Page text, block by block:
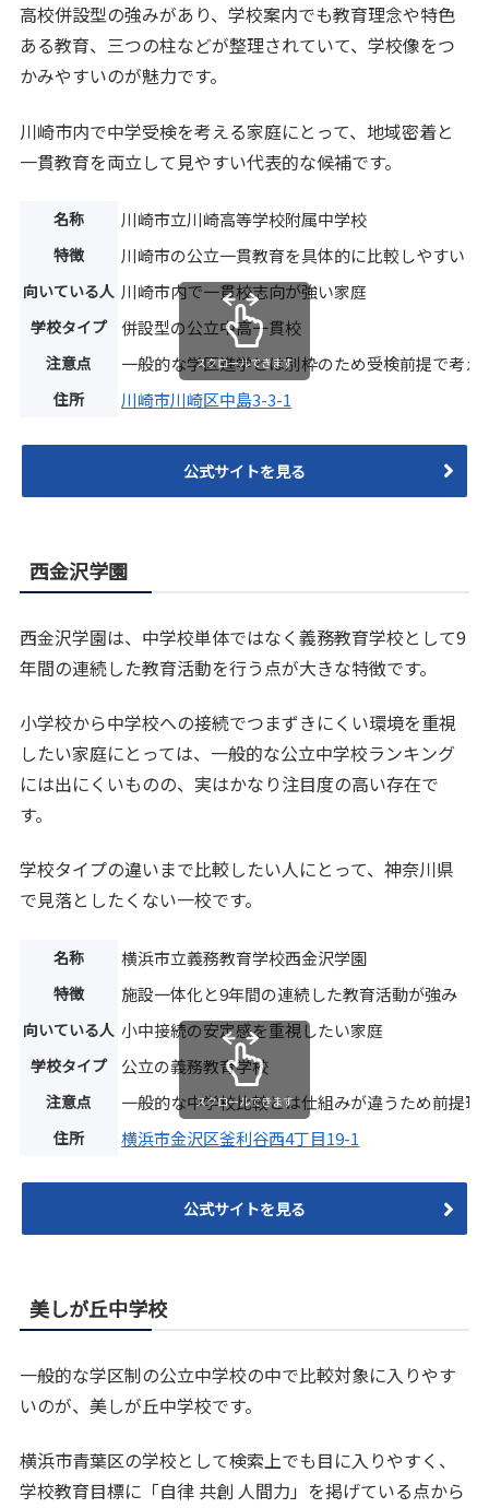
高校併設型の強みがあり、学校案内でも教育理念や特色
ある教育、三つの柱などが整理されていて、学校像をつ
かみやすいのが魅力です。
川崎市内で中学受検を考える家庭にとって、地域密着と
一貫教育を両立して見やすい代表的な候補です。
名称 川崎市立川崎高等学校附属中学校
特徴 川崎市の公立一貫教育を具体的に比較しやすい
向いている人 川崎市内で一貫校志向が強い家庭
学校タイプ 併設型の公立中高一貫校
注意点 一般的な学区進学とは別枠のため受検前提で考え
住所 川崎市川崎区中島3-3-1
スクロールできます
公式サイトを見る
西金沢学園
西金沢学園は、中学校単体ではなく義務教育学校として9
年間の連続した教育活動を行う点が大きな特徴です。
小学校から中学校への接続でつまずきにくい環境を重視
したい家庭にとっては、一般的な公立中学校ランキング
には出にくいものの、実はかなり注目度の高い存在で
す。
学校タイプの違いまで比較したい人にとって、神奈川県
で見落としたくない一校です。
名称 横浜市立義務教育学校西金沢学園
特徴 施設一体化と9年間の連続した教育活動が強み
向いている人 小中接続の安定感を重視したい家庭
学校タイプ 公立の義務教育学校
注意点 一般的な中学校比較とは仕組みが違うため前提理
住所 横浜市金沢区釜利谷西4丁目19-1
スクロールできます
公式サイトを見る
美しが丘中学校
一般的な学区制の公立中学校の中で比較対象に入りやす
いのが、美しが丘中学校です。
横浜市青葉区の学校として検索上でも目に入りやすく、
学校教育目標に「自律 共創 人間力」を掲げている点から